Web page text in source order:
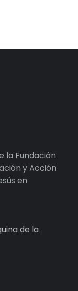
la Fundación
y Acción
en
de la